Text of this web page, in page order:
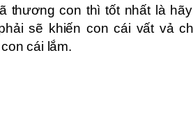
thương con thì tốt nhất là
sẽ khiến con cái vất vả
cái lắm.